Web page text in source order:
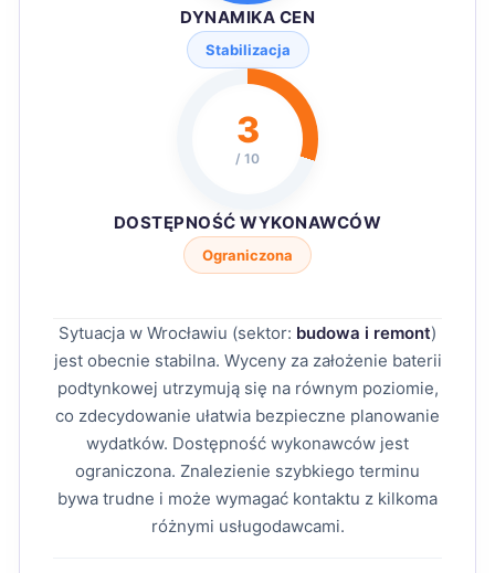
DYNAMIKA CEN
Stabilizacja
3
/ 10
DOSTĘPNOŚĆ WYKONAWCÓW
Ograniczona
Sytuacja w Wrocławiu (sektor: budowa i remont)
jest obecnie stabilna. Wyceny za założenie baterii
podtynkowej utrzymują się na równym poziomie,
co zdecydowanie ułatwia bezpieczne planowanie
wydatków. Dostępność wykonawców jest
ograniczona. Znalezienie szybkiego terminu
bywa trudne i może wymagać kontaktu z kilkoma
różnymi usługodawcami.